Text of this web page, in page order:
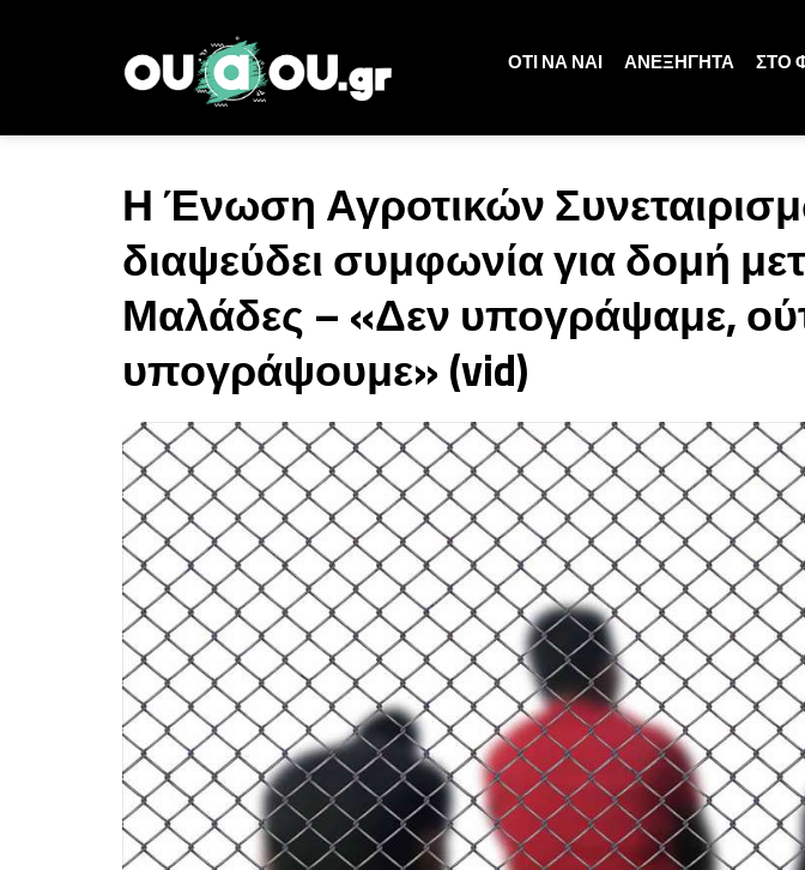
ΟΤΙ ΝΑ ΝΑΙ ΑΝΕΞΗΓΗΤΑ ΣΤΟ
Η Ένωση Αγροτικών
διαψεύδει συμφωνία για δομή
Μαλάδες – «Δεν υπογράψαμε,
υπογράψουμε» (vid)